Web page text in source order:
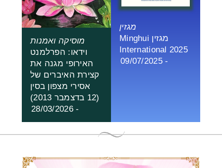
מגזין
מגזין Minghui
International 2025
- 09/07/2025
מוסיקה ואמנות
וידאו: הפרלמנט
האירופי מגנה את
קצירת האיברים של
אסירי מצפון בסין
(12 בדצמבר 2013)
- 28/03/2026